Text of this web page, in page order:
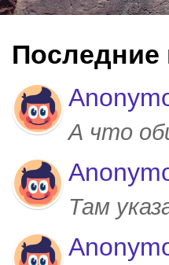
Последние
А что
Там